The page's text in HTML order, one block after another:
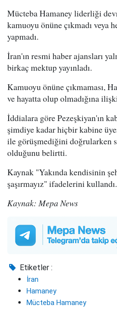
Mücteba Hamaney liderliği
kamuoyu önüne çıkmadı veya
yapmadı.
İran'ın resmi haber ajansları
birkaç mektup yayınladı.
Kamuoyu önüne çıkmaması,
ve hayatta olup olmadığına
İddialara göre Pezeşkiyan'ın
şimdiye kadar hiçbir kabine
ile görüşmediğini doğrularken
olduğunu belirtti.
Kaynak "Yakında kendisinin
şaşırmayız" ifadelerini kullandı.
Kaynak: Mepa News
Etiketler :
İran
Hamaney
Mücteba Hamaney